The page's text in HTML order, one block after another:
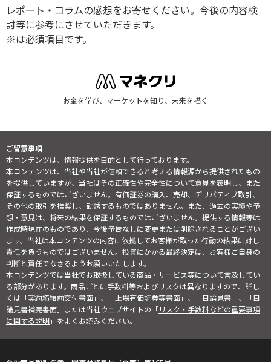
レポート・コラムの感想をお寄せください。今後の内容検
討等に参考にさせていただきます。
※は必須項目です。
お金を学び、マーケットを知り、未来を描く
ご留意事項
本コンテンツは、情報提供を目的として行っております。
本コンテンツは、当社や当社が信頼できると考える情報源から提供されたもの
を提供していますが、当社はその正確性や完全性について意見を表明し、また
保証するものではございません。有価証券の購入、売却、デリバティブ取引、
その他の取引を推奨し、勧誘するものではありません。また、過去の実績や予
想・意見は、将来の結果を保証するものではございません。提供する情報等は
作成時現在のものであり、今後予告なしに変更または削除されることがござい
ます。当社は本コンテンツの内容に依拠してお客様が取った行動の結果に対し
責任を負うものではございません。投資にかかる最終決定は、お客様ご自身の
判断と責任でなさるようお願いいたします。
本コンテンツでは当社でお取扱している商品・サービス等について言及してい
る部分があります。商品ごとに手数料等およびリスクは異なりますので、詳し
くは「契約締結前交付書面」、「上場有価証券等書面」、「目論見書」、「目
論見書補完書面」または当社ウェブサイトの「リスク・手数料などの重要事項
に関する説明」をよくお読みください。